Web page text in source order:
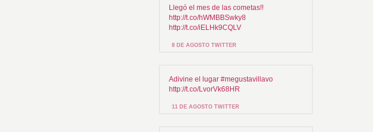
Llegó el mes de las cometas!!
http://t.co/hWMBBSwky8
http://t.co/iELHk9CQLV
8 DE AGOSTO TWITTER
Adivine el lugar #megustavillavo
http://t.co/LvorVk68HR
11 DE AGOSTO TWITTER